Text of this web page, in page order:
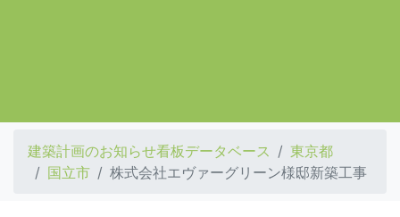
建築計画のお知らせ看板データベース
東京都
国立市
株式会社エヴァーグリーン様邸新築工事